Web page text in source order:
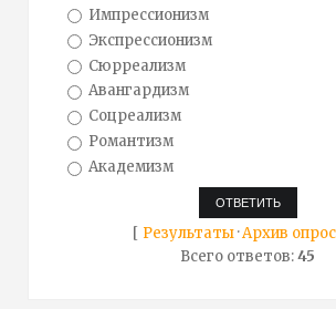
Импрессионизм
Экспрессионизм
Сюрреализм
Авангардизм
Соцреализм
Романтизм
Академизм
[ Результаты·Архив
Всего ответов:45